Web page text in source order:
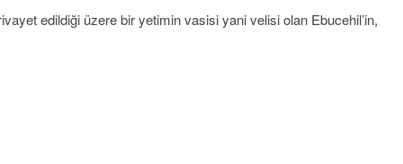
edildiği üzere bir yetimin vasisi yani velisi olan Ebucehil’in,